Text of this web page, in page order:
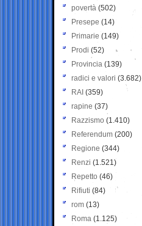
povertà (502)
Presepe (14)
Primarie (149)
Prodi (52)
Provincia (139)
radici e valori (3.682)
RAI (359)
rapine (37)
Razzismo (1.410)
Referendum (200)
Regione (344)
Renzi (1.521)
Repetto (46)
Rifiuti (84)
rom (13)
Roma (1.125)